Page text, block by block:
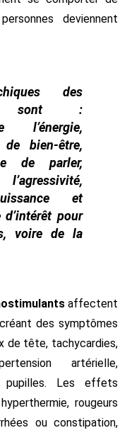
deviennent
des
sont :
l’énergie,
de bien-être,
de parler,
et
d’intérêt pour
voire de la
affectent
des symptômes
de tête, tachycardies,
artérielle,
pupilles. Les effets
rougeurs
ou constipation,